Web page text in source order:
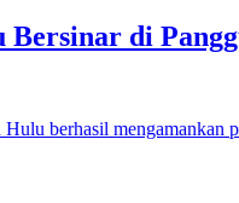
Bersinar di